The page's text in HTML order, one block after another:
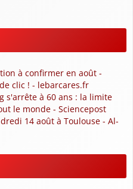
à confirmer en août -
clic ! - lebarcares.fr
s'arrête à 60 ans : la limite
le monde - Sciencepost
14 août à Toulouse - Al-